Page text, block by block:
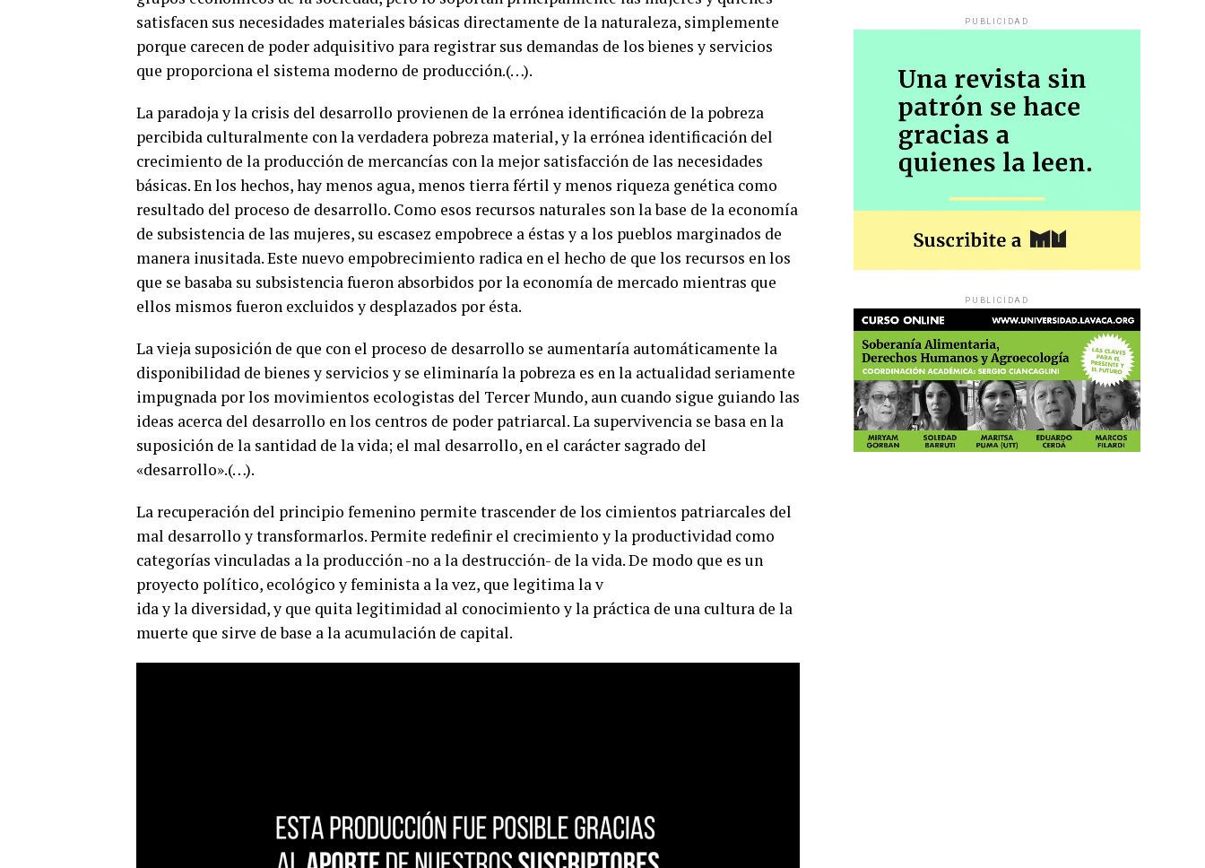
satisfacen sus necesidades materiales básicas directamente de la naturaleza, simplemente
porque carecen de poder adquisitivo para registrar sus demandas de los bienes y servicios
que proporciona el sistema moderno de producción.(…).
La paradoja y la crisis del desarrollo provienen de la errónea identificación de la pobreza
percibida culturalmente con la verdadera pobreza material, y la errónea identificación del
crecimiento de la producción de mercancías con la mejor satisfacción de las necesidades
básicas. En los hechos, hay menos agua, menos tierra fértil y menos riqueza genética como
resultado del proceso de desarrollo. Como esos recursos naturales son la base de la economía
de subsistencia de las mujeres, su escasez empobrece a éstas y a los pueblos marginados de
manera inusitada. Este nuevo empobrecimiento radica en el hecho de que los recursos en los
que se basaba su subsistencia fueron absorbidos por la economía de mercado mientras que
ellos mismos fueron excluidos y desplazados por ésta.
La vieja suposición de que con el proceso de desarrollo se aumentaría automáticamente la
disponibilidad de bienes y servicios y se eliminaría la pobreza es en la actualidad seriamente
impugnada por los movimientos ecologistas del Tercer Mundo, aun cuando sigue guiando las
ideas acerca del desarrollo en los centros de poder patriarcal. La supervivencia se basa en la
suposición de la santidad de la vida; el mal desarrollo, en el carácter sagrado del
«desarrollo».(…).
La recuperación del principio femenino permite trascender de los cimientos patriarcales del
mal desarrollo y transformarlos. Permite redefinir el crecimiento y la productividad como
categorías vinculadas a la producción -no a la destrucción- de la vida. De modo que es un
proyecto político, ecológico y feminista a la vez, que legitima la v
ida y la diversidad, y que quita legitimidad al conocimiento y la práctica de una cultura de la
muerte que sirve de base a la acumulación de capital.
PUBLICIDAD
PUBLICIDAD